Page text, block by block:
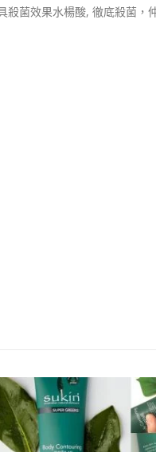
菌效果水楊酸, 徹底殺菌，